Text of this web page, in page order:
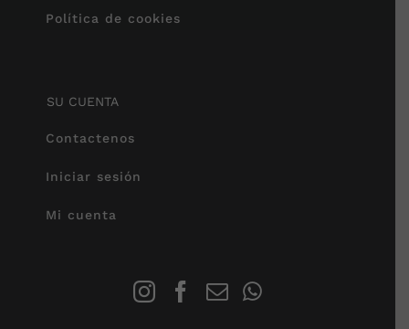
Política de cookies
SU CUENTA
Contactenos
Iniciar sesión
Mi cuenta